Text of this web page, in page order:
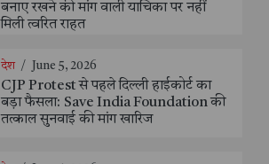
बनाए रखने की मांग वाली याचिका पर नहीं
मिली त्वरित राहत
देश / June 5, 2026
CJP Protest से पहले दिल्ली हाईकोर्ट का
बड़ा फैसला: Save India Foundation की
तत्काल सुनवाई की मांग खारिज